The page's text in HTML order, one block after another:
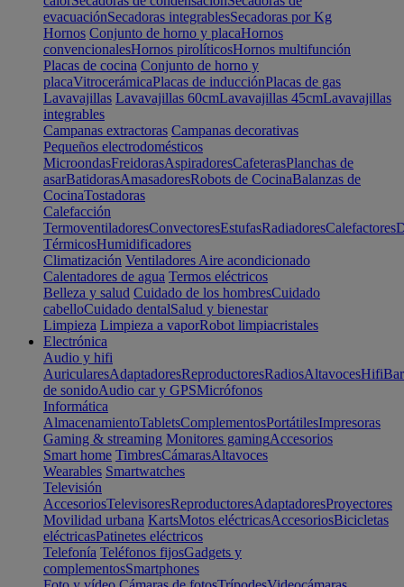
evacuaciónSecadoras integrablesSecadoras por Kg
Hornos Conjunto de horno y placaHornos
convencionalesHornos pirolíticosHornos multifunción
Placas de cocina Conjunto de horno y
placaVitrocerámicaPlacas de inducciónPlacas de gas
Lavavajillas Lavavajillas 60cmLavavajillas 45cmLavavajillas
integrables
Campanas extractoras Campanas decorativas
Pequeños electrodomésticos
MicroondasFreidorasAspiradoresCafeterasPlanchas de
asarBatidorasAmasadoresRobots de CocinaBalanzas de
CocinaTostadoras
Calefacción
TermoventiladoresConvectoresEstufasRadiadoresCalefactores
TérmicosHumidificadores
Climatización Ventiladores Aire acondicionado
Calentadores de agua Termos eléctricos
Belleza y salud Cuidado de los hombresCuidado
cabelloCuidado dentalSalud y bienestar
Limpieza Limpieza a vaporRobot limpiacristales
Electrónica
Audio y hifi
AuricularesAdaptadoresReproductoresRadiosAltavocesHifi
de sonidoAudio car y GPSMicrófonos
Informática
AlmacenamientoTabletsComplementosPortátilesImpresoras
Gaming & streaming Monitores gamingAccesorios
Smart home TimbresCámarasAltavoces
Wearables Smartwatches
Televisión
AccesoriosTelevisoresReproductoresAdaptadoresProyectores
Movilidad urbana KartsMotos eléctricasAccesoriosBicicletas
eléctricasPatinetes eléctricos
Telefonía Teléfonos fijosGadgets y
complementosSmartphones